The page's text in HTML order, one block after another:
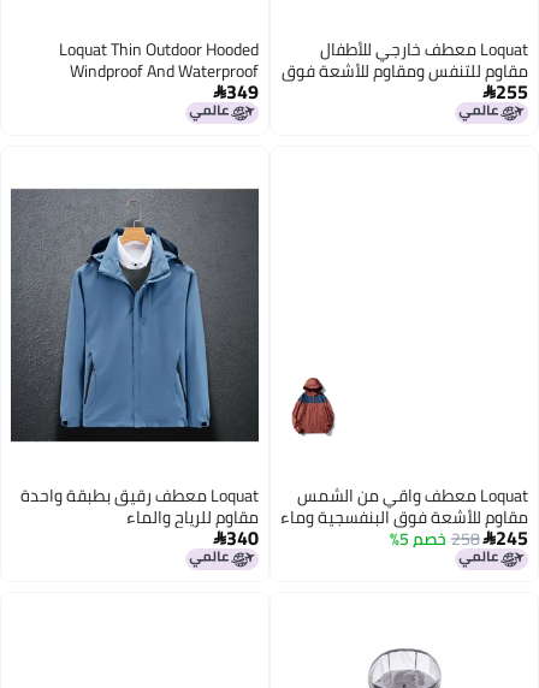
4
Loquat معطف خارجي للأطفال
مقاوم للتنفس ومقاوم للأشعة فوق
البنفسجية
255
6
Loquat Thin Outdoor Hooded
Windproof And Waterproof
Overcoat
349
4
Loquat معطف واقي من الشمس
مقاوم للأشعة فوق البنفسجية وماء
وقابل للتنفس في الهواء الطلق
245
258 خصم 5%
3
Loquat معطف رقيق بطبقة واحدة
مقاوم للرياح والماء
340